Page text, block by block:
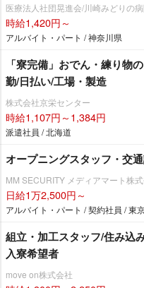
医療法人社団晃進会/川崎みどりの
時給1,420円～
アルバイト・パート / 神奈川県
「寮完備」おでん・練り物
勤/日払い/工場・製造
株式会社京栄センター
時給1,107円～1,384円
派遣社員 / 北海道
オープニングスタッフ・交
MM SECURITY メディアマート株
日給1万2,500円～
アルバイト・パート / 契約社員 / 東
組立・加工スタッフ/住み込
入寮希望者
move on株式会社